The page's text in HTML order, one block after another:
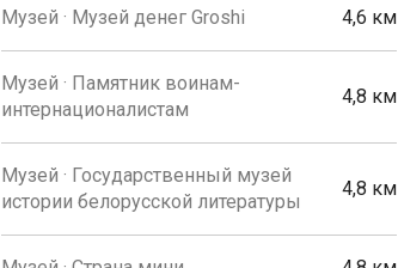
Музей · Музей денег Groshi 4,6 км
Музей · Памятник воинам-
интернационалистам
4,8 км
Музей · Государственный музей
истории белорусской литературы
4,8 км